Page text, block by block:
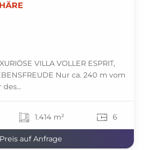
VILLA VOLLER ESPRIT,
Nur ca. 240 m vom
1.414 m² 6
Preis auf Anfrage